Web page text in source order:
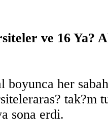
ve 16 Ya?
boyunca her
tak?m
sona erdi.